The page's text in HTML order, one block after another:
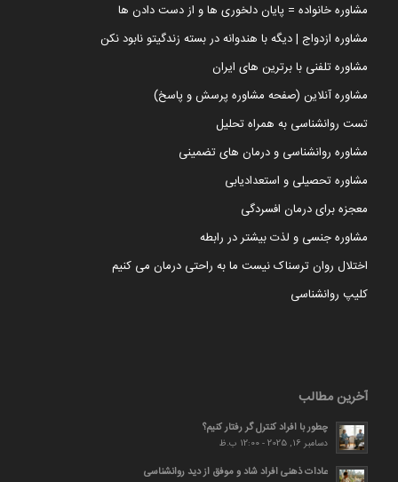
مشاوره خانواده = پایان دلخوری ها و از دست دادن ها
مشاوره ازدواج | دیگه با هندوانه در بسته زندگیتو نابود نکن
مشاوره تلفنی با برترین های ایران
مشاوره آنلاین (صفحه مشاوره پرسش و پاسخ)
تست روانشناسی به همراه تحلیل
مشاوره روانشناسی و درمان های تضمینی
مشاوره تحصیلی و استعدادیابی
معجزه برای درمان افسردگی
مشاوره جنسی و لذت بیشتر در رابطه
اختلال روان ترسناک نیست ما به راحتی درمان می کنیم
کلیپ روانشناسی
آخرین مطالب
چطور با افراد کنترل گر رفتار کنیم؟
دسامبر 16, 2025 - 12:00 ب.ظ
عادات ذهنی افراد شاد و موفق از دید روانشناسی